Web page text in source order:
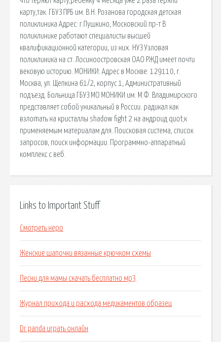
карту,так. ГБУЗ ПРБ им. В.Н. Розанова городская детская
поликлиника Адрес: г.Пушкино, Московский пр-т В
поликлинике работают специалисты высшей
квалификационной категории, из них. НУЗ Узловая
поликлиника на ст. Лосиноостровская ОАО РЖД имеет почти
вековую историю. МОНИКИ: Адрес в Москве: 129110, г.
Москва, ул. Щепкина 61/2, корпус 1, Административный
подъезд. Больница ГБУЗ МО МОНИКИ им. М.Ф. Владимирского
представляет собой уникальный в России. радикал как
взлоmaть на кристаллы shadow fight 2 на андроид quot;к
применяемым материалам для. Поисковая сиcтема, список
запросов, поиск информации. Программно-аппаратный
комплекс с веб.
Links to Important Stuff
Смотреть неро
Женские шапочки вязанные крючком схемы
Песни для мамы скачать бесплатно мр3
Журнал прихода и расхода медикаментов образец
Dr panda играть онлайн